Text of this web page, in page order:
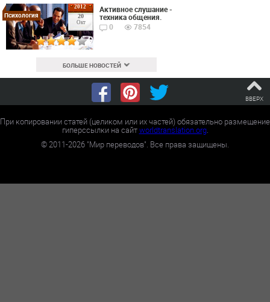
2012
20
Окт
Психология
Активное слушание -
техника общения.
0
7854
БОЛЬШЕ НОВОСТЕЙ
ВВЕРХ
При копировании статей (целиком или их частей) обязательно размещение
гиперссылки на сайтworldtranslation.org.
©2011-2026 "Мир переводов". Все права защищены.